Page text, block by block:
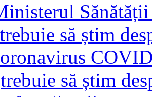
trebuie să știm